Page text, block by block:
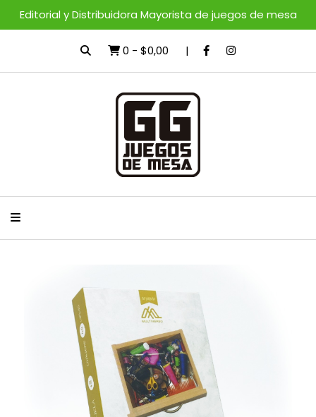
Editorial y Distribuidora Mayorista de juegos de mesa
0 - $0,00